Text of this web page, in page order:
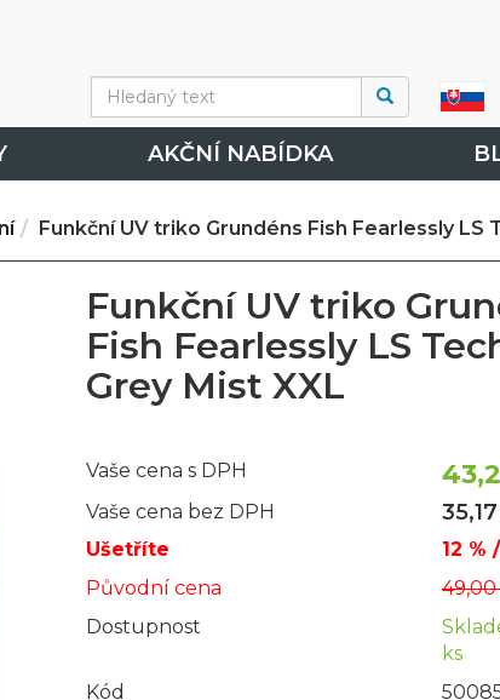
AKČNÍ NABÍDKA
Funkční UV triko Grundéns Fish Fearlessly LS
Funkční UV triko
Fish Fearlessly LS
Grey Mist XXL
Vaše cena s DPH
Vaše cena bez DPH
Ušetříte
12 %
Původní cena
Dostupnost
ks
Kód